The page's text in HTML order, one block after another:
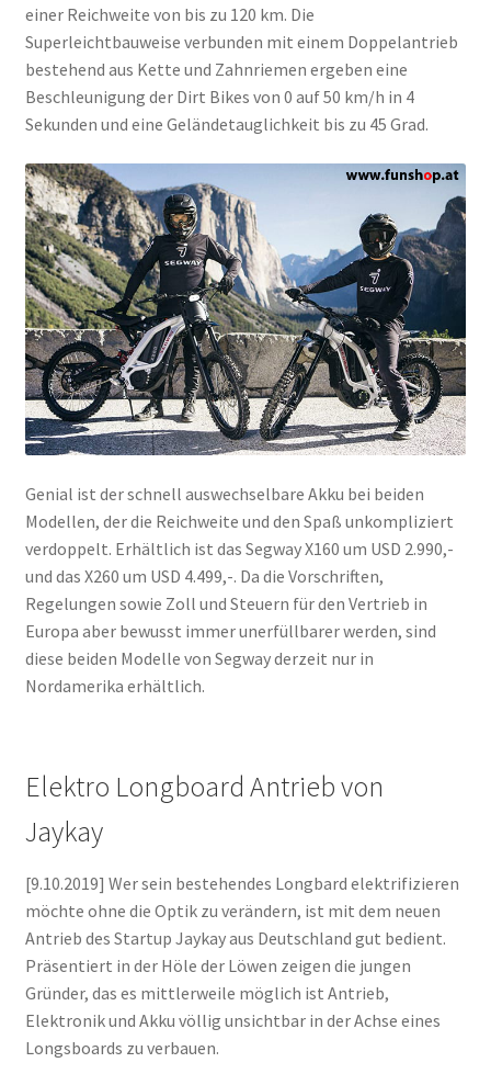
einer Reichweite von bis zu 120 km. Die
Superleichtbauweise verbunden mit einem Doppelantrieb
bestehend aus Kette und Zahnriemen ergeben eine
Beschleunigung der Dirt Bikes von 0 auf 50 km/h in 4
Sekunden und eine Geländetauglichkeit bis zu 45 Grad.
Genial ist der schnell auswechselbare Akku bei beiden
Modellen, der die Reichweite und den Spaß unkompliziert
verdoppelt. Erhältlich ist das Segway X160 um USD 2.990,-
und das X260 um USD 4.499,-. Da die Vorschriften,
Regelungen sowie Zoll und Steuern für den Vertrieb in
Europa aber bewusst immer unerfüllbarer werden, sind
diese beiden Modelle von Segway derzeit nur in
Nordamerika erhältlich.
Elektro Longboard Antrieb von
Jaykay
[9.10.2019] Wer sein bestehendes Longbard elektrifizieren
möchte ohne die Optik zu verändern, ist mit dem neuen
Antrieb des Startup Jaykay aus Deutschland gut bedient.
Präsentiert in der Höle der Löwen zeigen die jungen
Gründer, das es mittlerweile möglich ist Antrieb,
Elektronik und Akku völlig unsichtbar in der Achse eines
Longsboards zu verbauen.